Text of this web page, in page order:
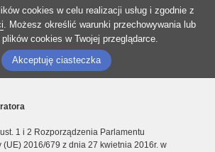
cookies w celu realizacji usług i zgodnie z
. Możesz określić warunki przechowywania lub
cookies w Twojej przeglądarce.
Akceptuję ciasteczka
1 i 2 Rozporządzenia Parlamentu
(UE) 2016/679 z dnia 27 kwietnia 2016r. w